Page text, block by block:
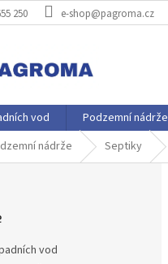
250 e-shop@pagroma.cz
vod Podzemní nádrže
nádrže Septiky
vod